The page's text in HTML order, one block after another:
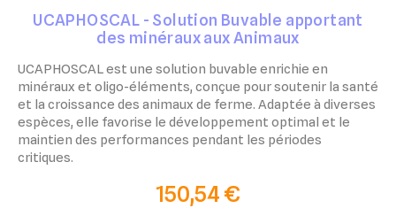
UCAPHOSCAL - Solution Buvable apportant
des minéraux aux Animaux
UCAPHOSCAL est une solution buvable enrichie en
minéraux et oligo-éléments, conçue pour soutenir la santé
et la croissance des animaux de ferme. Adaptée à diverses
espèces, elle favorise le développement optimal et le
maintien des performances pendant les périodes
critiques.
150,54 €